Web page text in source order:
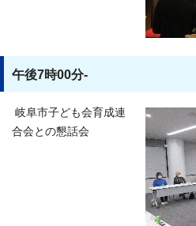
午後7時00分-
岐阜市子ども会育成連
合会との懇話会